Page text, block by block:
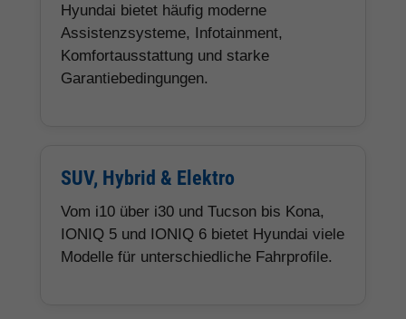
Hyundai bietet häufig moderne
Assistenzsysteme, Infotainment,
Komfortausstattung und starke
Garantiebedingungen.
SUV, Hybrid & Elektro
Vom i10 über i30 und Tucson bis Kona,
IONIQ 5 und IONIQ 6 bietet Hyundai viele
Modelle für unterschiedliche Fahrprofile.